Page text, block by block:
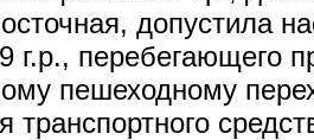
допустила
г.р., перебегающего
пешеходному
транспортного